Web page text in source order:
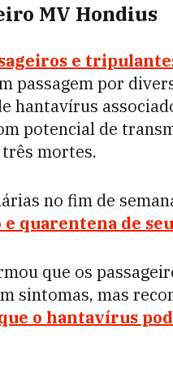
MV Hondius
e
passagem por
hantavírus
potencial de
mortes.
no fim de
quarentena de
que os
sintomas, mas
o hantavírus